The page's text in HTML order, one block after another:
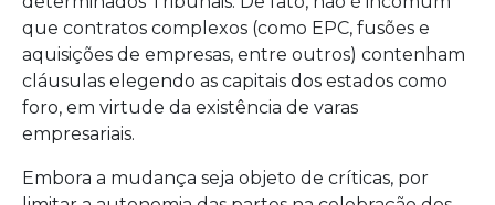
que contratos complexos (como EPC, fusões e
aquisições de empresas, entre outros) contenham
cláusulas elegendo as capitais dos estados como
foro, em virtude da existência de varas
empresariais.
Embora a mudança seja objeto de críticas, por